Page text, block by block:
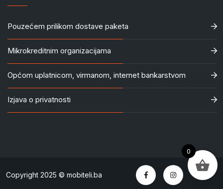
Pouzećem prilikom dostave paketa
Mikrokreditnim organizacijama
Općom uplatnicom, virmanom, internet bankarstvom
Izjava o privatnosti
Copyright 2025 © mobiteli.ba
0